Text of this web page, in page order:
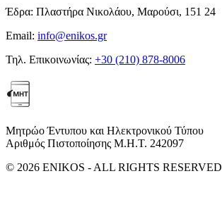
Έδρα: Πλαστήρα Νικολάου, Μαρούσι, 151 24
Email: info@enikos.gr
Τηλ. Επικοινωνίας: +30 (210) 878-8006
Μητρώο Έντυπου και Ηλεκτρονικού Τύπου
Αριθμός Πιστοποίησης Μ.Η.Τ. 242097
© 2026 ENIKOS - ALL RIGHTS RESERVED